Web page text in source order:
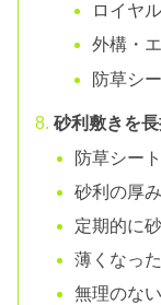
ロイヤ
外構・
防草シ
砂利敷きを
防草シー
砂利の厚
定期的に
薄くなっ
無理のな